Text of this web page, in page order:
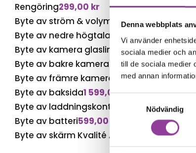
Denna webbplats
Vi använder
sociala medier och
till de sociala medier
med annan
Samtyckesval
Nödvändig
Rengöring299,00 kr
Byte av ström & volym
499,00 kr
Byte av nedre högtalare
599,00
kr
Byte av kamera glaslins
499,00kr
Byte av bakre kamera 799,00 kr
Byte av främre kamera
599,00kr
Byte av baksida1 599,00kr
Byte av laddningskontakt
699,00kr
Byte av batteri599,00
Byte av skärm Kvalité A (Original Display)